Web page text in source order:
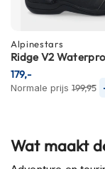
n
h
e
l
E
Alpinestars
Ridge V2
Normale prijs 199,95
179,-
Wat maakt